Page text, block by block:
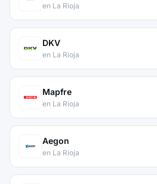
en La Rioja
DKV
en La Rioja
Mapfre
en La Rioja
Aegon
en La Rioja